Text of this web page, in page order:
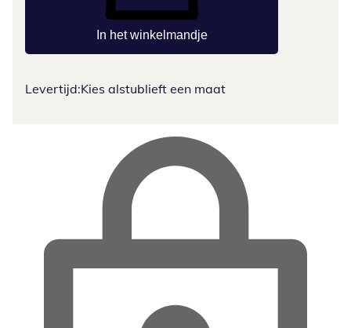
In het winkelmandje
Levertijd:Kies alstublieft een maat